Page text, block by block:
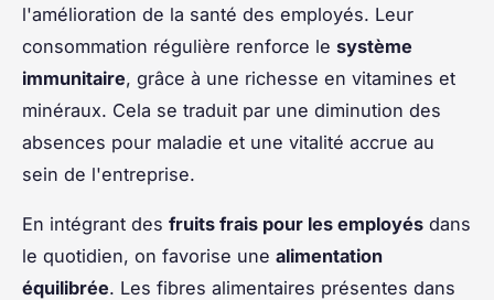
l'amélioration de la santé des employés. Leur
consommation régulière renforce le système
immunitaire, grâce à une richesse en vitamines et
minéraux. Cela se traduit par une diminution des
absences pour maladie et une vitalité accrue au
sein de l'entreprise.
En intégrant des fruits frais pour les employés dans
le quotidien, on favorise une alimentation
équilibrée. Les fibres alimentaires présentes dans